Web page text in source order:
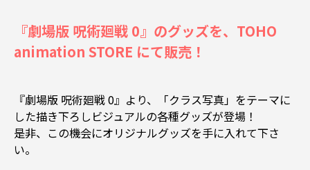
『劇場版 呪術廻戦 0』のグッズを、TOHO
animation STORE にて販売！
『劇場版 呪術廻戦 0』より、「クラス写真」をテーマに
した描き下ろしビジュアルの各種グッズが登場！
是非、この機会にオリジナルグッズを手に入れて下さ
い。